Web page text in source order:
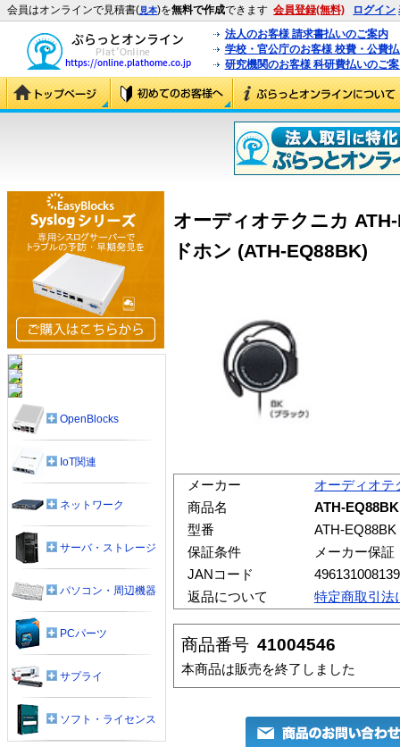
会員はオンラインで見積書(見本)を無料で作成できます 会員登録(無料) ログイン
法人のお客様 請求書払いのご案内
学校・官公庁のお客様 校費・公費
研究機関のお客様 科研費払いのご
オーディオテクニカ
ドホン (ATH-EQ88BK)
メーカー
オーディオテ
商品名
ATH-
型番
ATH-EQ88BK
保証条件
メーカー保証
JANコード
返品について
特定商取引法
商品番号 41004546
本商品は販売を終了しました
OpenBlocks
IoT関連
ネットワーク
サーバ・ストレージ
パソコン・周辺機器
PCパーツ
サプライ
ソフト・ライセンス